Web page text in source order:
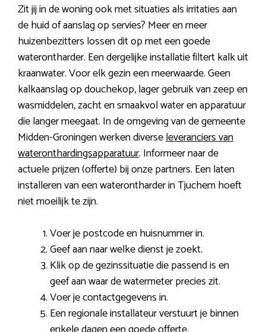
Zit jij in de woning ook met situaties als irritaties aan
de huid of aanslag op servies? Meer en meer
huizenbezitters lossen dit op met een goede
waterontharder. Een dergelijke installatie filtert kalk uit
kraanwater. Voor elk gezin een meerwaarde. Geen
kalkaanslag op douchekop, lager gebruik van zeep en
wasmiddelen, zacht en smaakvol water en apparatuur
die langer meegaat. In de omgeving van de gemeente
Midden-Groningen werken diverseleveranciers van
wateronthardingsapparatuur. Informeer naar de
actuele prijzen (offerte) bij onze partners. Een laten
installeren van een waterontharder in Tjuchem hoeft
niet moeilijk te zijn.
Voer je postcode en huisnummer in.
Geef aan naar welke dienst je zoekt.
Klik op de gezinssituatie die passend is en
geef aan waar de watermeter precies zit.
Voer je contactgegevens in.
Een regionale installateur verstuurt je binnen